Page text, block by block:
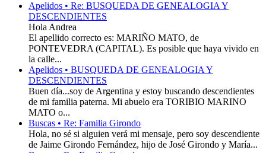
Apelidos • Re: BUSQUEDA DE GENEALOGIA Y
DESCENDIENTES
Hola Andrea
El apellido correcto es: MARIÑO MATO, de
PONTEVEDRA (CAPITAL). Es posible que haya vivido en
la calle...
Apelidos • BUSQUEDA DE GENEALOGIA Y
DESCENDIENTES
Buen día...soy de Argentina y estoy buscando descendientes
de mi familia paterna. Mi abuelo era TORIBIO MARINO
MATO o...
Buscas • Re: Familia Girondo
Hola, no sé si alguien verá mi mensaje, pero soy descendiente
de Jaime Girondo Fernández, hijo de José Girondo y María...